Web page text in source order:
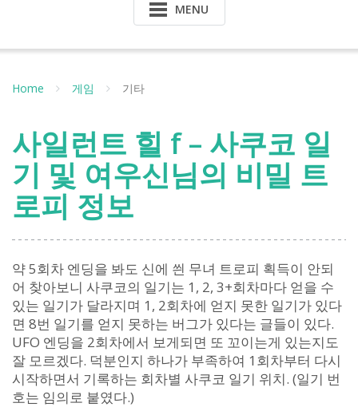
MENU
Home 게임 기타
사일런트 힐 f – 사쿠코 일
기 및 여우신님의 비밀 트
로피 정보
약 5회차 엔딩을 봐도 신에 씐 무녀 트로피 획득이 안되
어 찾아보니 사쿠코의 일기는 1, 2, 3+회차마다 얻을 수
있는 일기가 달라지며 1, 2회차에 얻지 못한 일기가 있다
면 8번 일기를 얻지 못하는 버그가 있다는 글들이 있다.
UFO 엔딩을 2회차에서 보게되면 또 꼬이는게 있는지도
잘 모르겠다. 덕분인지 하나가 부족하여 1회차부터 다시
시작하면서 기록하는 회차별 사쿠코 일기 위치. (일기 번
호는 임의로 붙였다.)